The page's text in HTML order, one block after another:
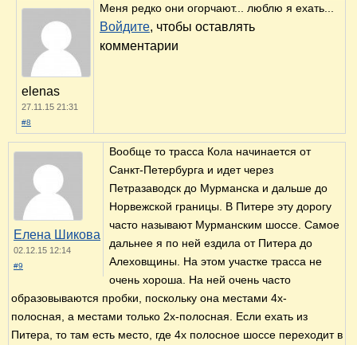
elenas
27.11.15 21:31
#8
Меня редко они огорчают... люблю я ехать...
Войдите, чтобы оставлять
комментарии
Елена Шикова
02.12.15 12:14
#9
Вообще то трасса Кола начинается от
Санкт-Петербурга и идет через
Петразаводск до Мурманска и дальше до
Норвежской границы. В Питере эту дорогу
часто называют Мурманским шоссе. Самое
дальнее я по ней ездила от Питера до
Алеховщины. На этом участке трасса не
очень хороша. На ней очень часто
образовываются пробки, поскольку она местами 4х-
полосная, а местами только 2х-полосная. Если ехать из
Питера, то там есть место, где 4х полосное шоссе переходит в